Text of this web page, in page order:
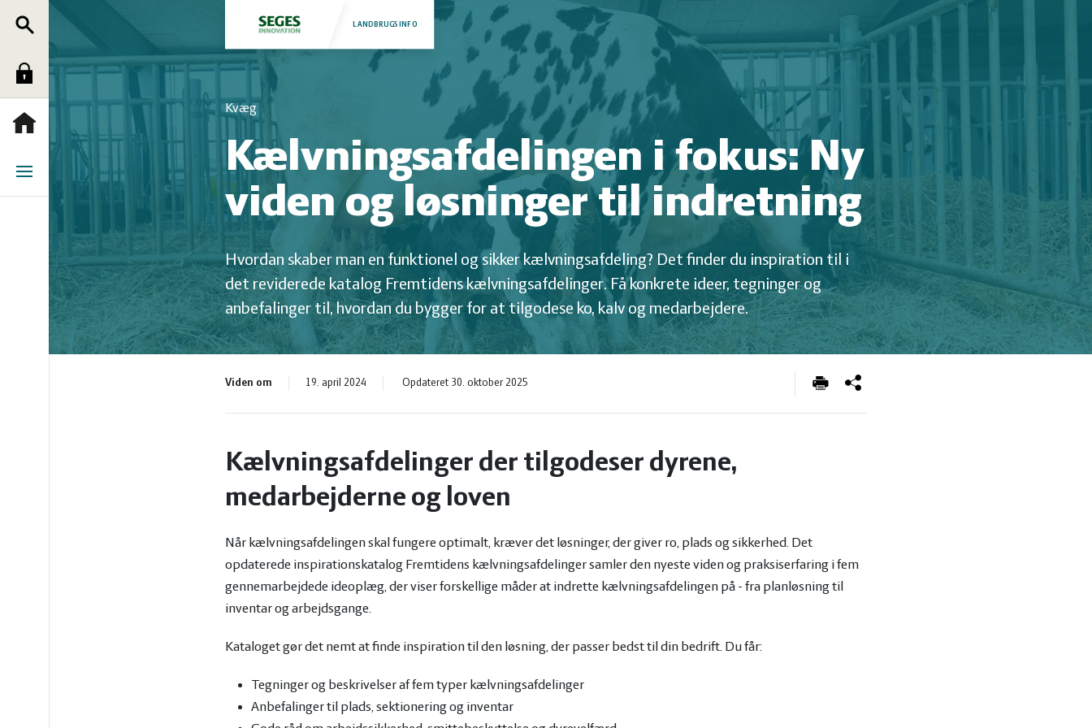
Søg
Log
Menu
Fjerkræ
Grise
Natur
og
Planter
LANDBRUGSINFO
Kvæg
Kælvningsafdelingen i fokus: Ny
viden og løsninger til indretning
Hvordan skaber man en funktionel og sikker kælvningsafdeling? Det finder du inspiration til i
det reviderede katalog Fremtidens kælvningsafdelinger. Få konkrete ideer, tegninger og
anbefalinger til, hvordan du bygger for at tilgodese ko, kalv og medarbejdere.
Viden om 19. april 2024 Opdateret 30. oktober 2025
Kælvningsafdelinger der tilgodeser dyrene,
medarbejderne og loven
Når kælvningsafdelingen skal fungere optimalt, kræver det løsninger, der giver ro, plads og sikkerhed. Det
opdaterede inspirationskatalog Fremtidens kælvningsafdelinger samler den nyeste viden og praksiserfaring i fem
gennemarbejdede ideoplæg, der viser forskellige måder at indrette kælvningsafdelingen på - fra planløsning til
inventar og arbejdsgange.
Kataloget gør det nemt at finde inspiration til den løsning, der passer bedst til din bedrift. Du får:
Tegninger og beskrivelser af fem typer kælvningsafdelinger
Anbefalinger til plads, sektionering og inventar